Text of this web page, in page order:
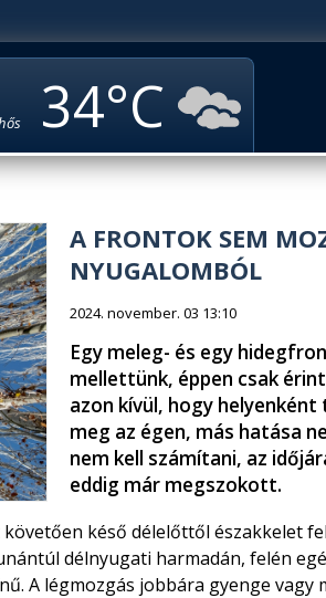
34
A FRONTOK SEM
NYUGALOMBÓL
2024. november. 03 13:10
Egy meleg- és egy
mellettünk, éppen csak
azon kívül, hogy
meg az égen, más hatása
nem kell számítani, az
eddig már megszokott.
késő délelőttől északkelet
délnyugati harmadán, felén
A légmozgás jobbára gyenge vagy